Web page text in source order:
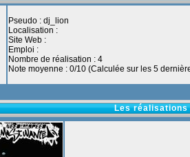
Pseudo : dj_lion
Localisation :
Site Web :
Emploi :
Nombre de réalisation : 4
Note moyenne : 0/10 (Calculée sur les 5
Les réalisations